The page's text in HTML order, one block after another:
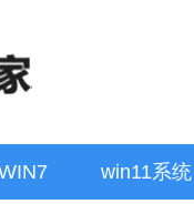
win11系统